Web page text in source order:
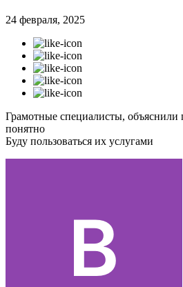
24 февраля, 2025
Грамотные специалисты, объяснили
понятно
Буду пользоваться их услугами